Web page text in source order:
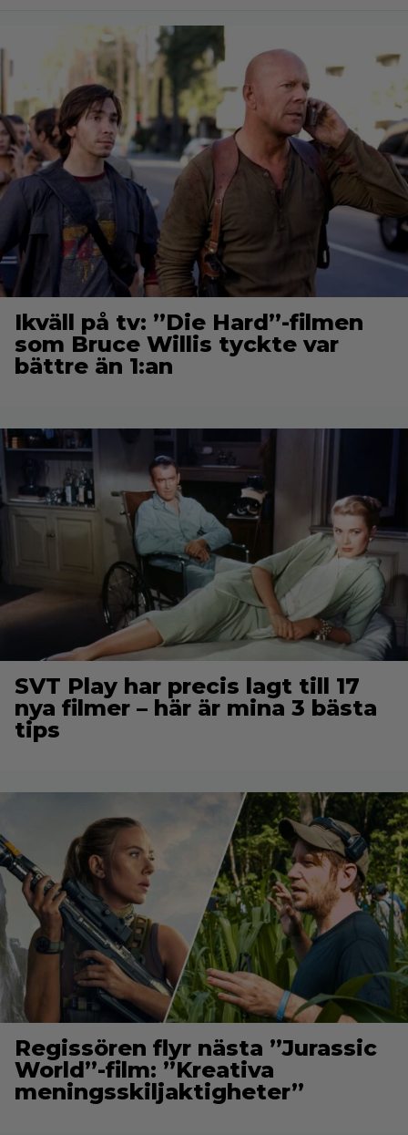
Ikväll på tv: ”Die Hard”-filmen
som Bruce Willis tyckte var
bättre än 1:an
SVT Play har precis lagt till 17
nya filmer – här är mina 3 bästa
tips
Regissören flyr nästa ”Jurassic
World”-film: ”Kreativa
meningsskiljaktigheter”